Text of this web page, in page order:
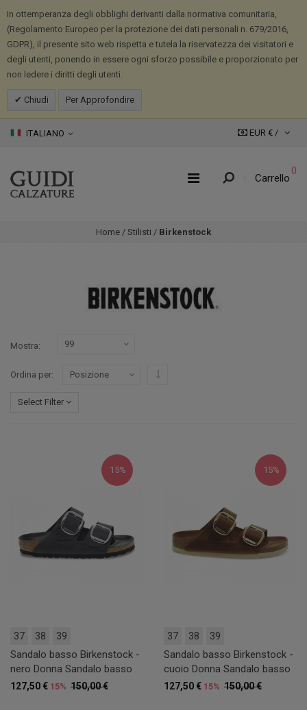
In ottemperanza degli obblighi derivanti dalla normativa comunitaria,
(Regolamento Europeo per la protezione dei dati personali n. 679/2016,
GDPR), il presente sito web rispetta e tutela la riservatezza dei visitatori e
degli utenti, ponendo in essere ogni sforzo possibile e proporzionato per
non ledere i diritti degli utenti.
Chiudi Per Approfondire
ITALIANO EUR € /
Carrello
0
Home / Stilisti / Birkenstock
Mostra
Ordina per
Select Filter
15%
37 38 39
Sandalo basso Birkenstock -
nero Donna Sandalo basso
150,00 €
127,50 € 15%
15%
37 38 39
Sandalo basso Birkenstock -
cuoio Donna Sandalo basso
150,00 €
127,50 € 15%